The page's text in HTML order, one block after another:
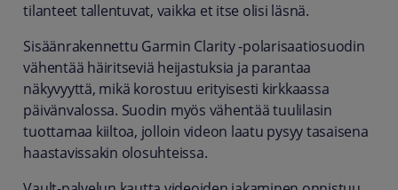
tilanteet tallentuvat, vaikka et itse olisi läsnä.
Sisäänrakennettu Garmin Clarity -polarisaatiosuodin
vähentää häiritseviä heijastuksia ja parantaa
näkyvyyttä, mikä korostuu erityisesti kirkkaassa
päivänvalossa. Suodin myös vähentää tuulilasin
tuottamaa kiiltoa, jolloin videon laatu pysyy tasaisena
haastavissakin olosuhteissa.